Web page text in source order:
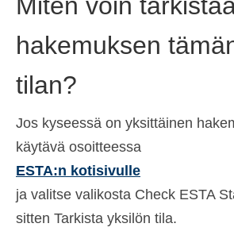
hakemuksen
tilan?
Jos kyseessä on yksittäinen
käytävä osoitteessa
ESTA:n kotisivulle
ja valitse valikosta Check ESTA
sitten Tarkista yksilön tila.